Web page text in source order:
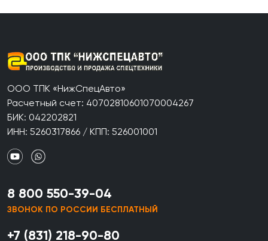
ООО ТПК «НижСпецАвто»
Расчетный счет: 40702810601070004267
БИК: 042202821
ИНН: 5260317866 / КПП: 526001001
8 800 550-39-04
ЗВОНОК ПО РОССИИ БЕСПЛАТНЫЙ
+7 (831) 218-90-80